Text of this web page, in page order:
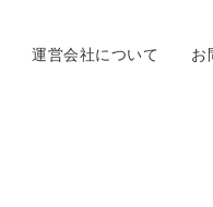
運営会社について お